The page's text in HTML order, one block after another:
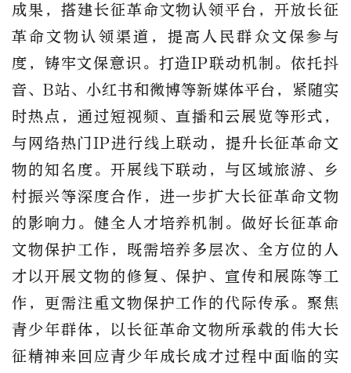
成果，搭建长征革命文物认领平台，开放长征
革命文物认领渠道，提高人民群众文保参与
度，铸牢文保意识。打造IP联动机制。依托抖
音、B站、小红书和微博等新媒体平台，紧随实
时热点，通过短视频、直播和云展览等形式，
与网络热门IP进行线上联动，提升长征革命文
物的知名度。开展线下联动，与区域旅游、乡
村振兴等深度合作，进一步扩大长征革命文物
的影响力。健全人才培养机制。做好长征革命
文物保护工作，既需培养多层次、全方位的人
才以开展文物的修复、保护、宣传和展陈等工
作，更需注重文物保护工作的代际传承。聚焦
青少年群体，以长征革命文物所承载的伟大长
征精神来回应青少年成长成才过程中面临的实